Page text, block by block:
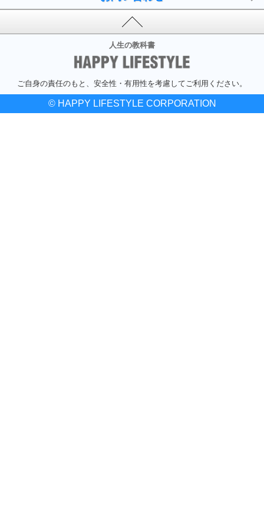
人生の教科書
ご自身の責任のもと、安全性・有用性を考慮してご利用ください。
© HAPPY LIFESTYLE CORPORATION